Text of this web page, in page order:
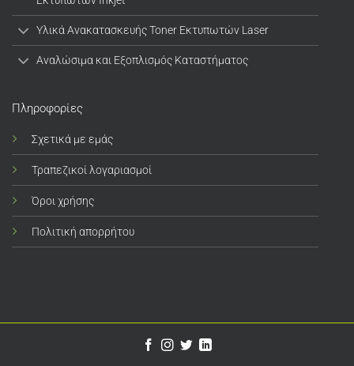
Υλικά Ανακατασκευής Toner Εκτυπωτών Laser
Αναλώσιμα και Εξοπλισμός Καταστήματος
Πληροφορίες
Σχετικά με εμάς
Τραπεζικοί λογαριασμοί
Όροι χρήσης
Πολιτική απορρήτου